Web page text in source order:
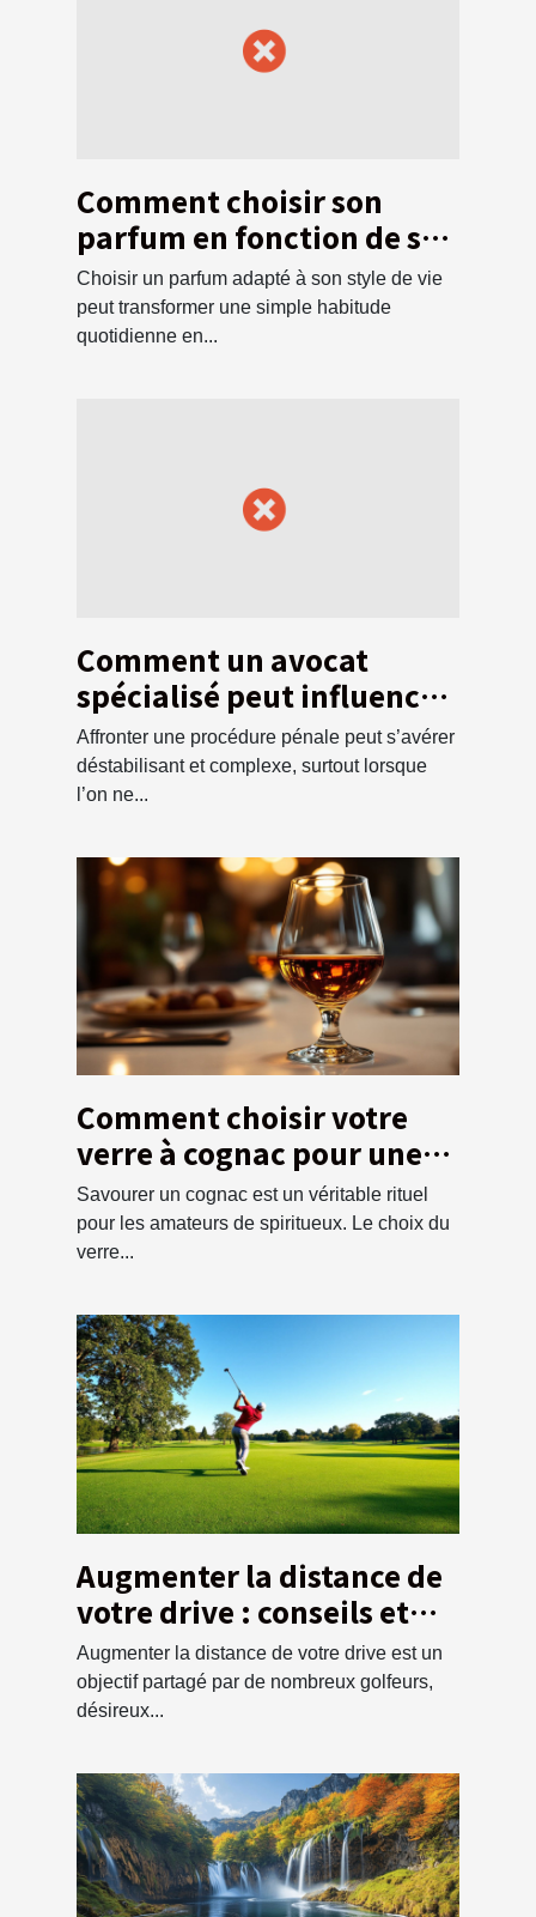
Comment choisir son
parfum en fonction de son
style de vie ?
Choisir un parfum adapté à son style de vie
peut transformer une simple habitude
quotidienne en...
Comment un avocat
spécialisé peut influencer
l'issue d'une affaire
pénale ?
Affronter une procédure pénale peut s’avérer
déstabilisant et complexe, surtout lorsque
l’on ne...
Comment choisir votre
verre à cognac pour une
dégustation optimale ?
Savourer un cognac est un véritable rituel
pour les amateurs de spiritueux. Le choix du
verre...
Augmenter la distance de
votre drive : conseils et
techniques
Augmenter la distance de votre drive est un
objectif partagé par de nombreux golfeurs,
désireux...